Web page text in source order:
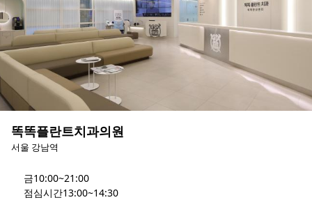
똑똑플란트치과의원
서울 강남역
금10:00~21:00
점심시간13:00~14:30